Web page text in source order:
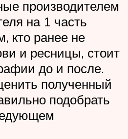
производителем
на 1 часть
кто ранее не
и ресницы, стоит
до и после.
полученный
подобрать